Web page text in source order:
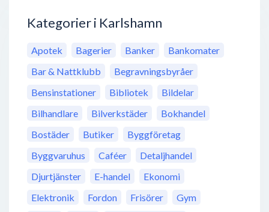
Kategorier i Karlshamn
Apotek Bagerier Banker
Bankomater
Bar & Nattklubb
Begravningsbyråer
Bensinstationer
Bibliotek
Bildelar
Bilhandlare
Bilverkstäder
Bokhandel
Bostäder
Butiker
Byggföretag
Byggvaruhus
Caféer
Detaljhandel
Djurtjänster
E-handel
Ekonomi
Elektronik
Fordon Frisörer
Gym